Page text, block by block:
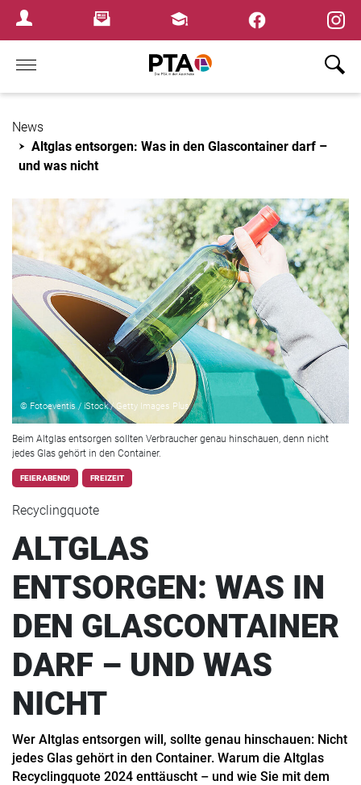
Login MenuNewsletterFortbildungen
Home
News
Altglas entsorgen: Was in den Glascontainer darf –
und was nicht
© Fotoeventis / iStock / Getty Images Plus
Beim Altglas entsorgen sollten Verbraucher genau hinschauen, denn nicht
jedes Glas gehört in den Container.
FEIERABEND! FREIZEIT
Recyclingquote
ALTGLAS
ENTSORGEN: WAS IN
DEN GLASCONTAINER
DARF – UND WAS
NICHT
Wer Altglas entsorgen will, sollte genau hinschauen: Nicht
jedes Glas gehört in den Container. Warum die Altglas
Recyclingquote 2024 enttäuscht – und wie Sie mit dem
×